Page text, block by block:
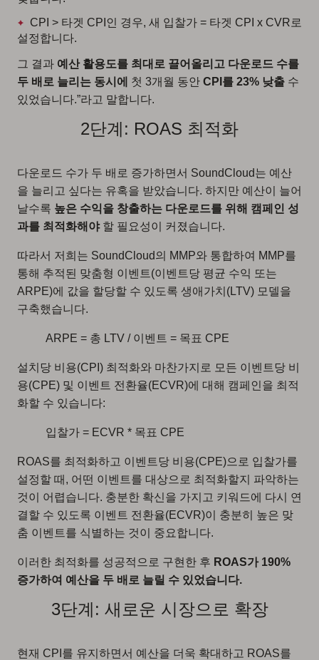
CPI > 타겟 CPI인 경우, 새 입찰가 = 타겟 CPI x CVR로
설정합니다.
그 결과 예산 활용도를 최대로 끌어올리고 다운로드 수를
두 배로 늘리는 동시에 첫 3개월 동안 CPI를 23% 낮출 수
있었습니다.”라고 말합니다.
2단계: ROAS 최적화
다운로드 수가 두 배로 증가하면서 SoundCloud는 예산
을 늘리고 싶다는 유혹을 받았습니다. 하지만 예산이 늘어
날수록 높은 수익을 창출하는 다운로드를 위해 캠페인 성
과를 최적화해야할 필요성이 커졌습니다.
따라서 저희는 SoundCloud의 MMP와 통합하여 MMP를
통해 추적된 맞춤형 이벤트(이벤트당 평균 수익 또는
ARPE)에 값을 할당할 수 있도록 생애가치(LTV) 모델을
구축했습니다.
ARPE = 총 LTV / 이벤트 = 목표 CPE
설치당 비용(CPI) 최적화와 마찬가지로 모든 이벤트당 비
용(CPE) 및 이벤트 전환율(ECVR)에 대해 캠페인을 최적
화할 수 있습니다:
입찰가 = ECVR * 목표 CPE
ROAS를 최적화하고 이벤트당 비용(CPE)으로 입찰가를
설정할 때, 어떤 이벤트를 대상으로 최적화할지 파악하는
것이 어렵습니다. 충분한 확신을 가지고 키워드에 다시 연
결할 수 있도록 이벤트 전환율(ECVR)이 충분히 높은 맞
춤 이벤트를 식별하는 것이 중요합니다.
이러한 최적화를 성공적으로 구현한 후 ROAS가 190%
증가하여 예산을 두 배로 늘릴 수 있었습니다.
3단계: 새로운 시장으로 확장
현재 CPI를 유지하면서 예산을 더욱 확대하고 ROAS를